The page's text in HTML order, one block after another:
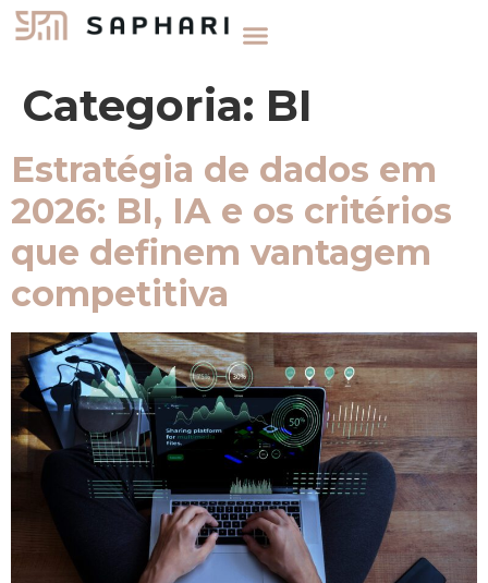
Categoria: BI
Estratégia de dados em
2026: BI, IA e os critérios
que definem vantagem
competitiva